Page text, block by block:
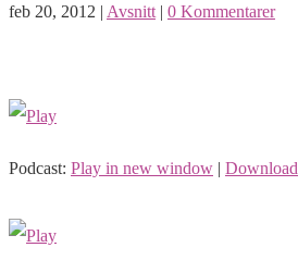
feb 20, 2012 | Avsnitt | 0 Kommentarer
Podcast: Play in new window | Download